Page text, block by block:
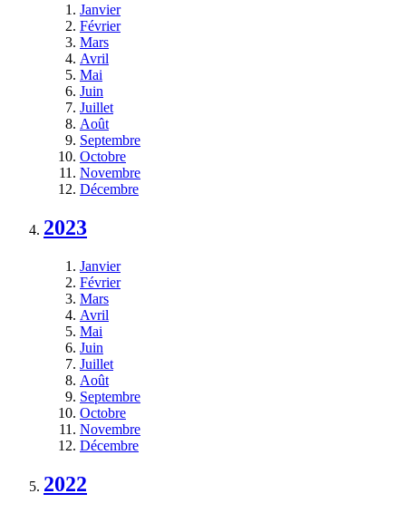
Janvier
Février
Mars
Avril
Mai
Juin
Juillet
Août
Septembre
Octobre
Novembre
Décembre
2023
Janvier
Février
Mars
Avril
Mai
Juin
Juillet
Août
Septembre
Octobre
Novembre
Décembre
2022